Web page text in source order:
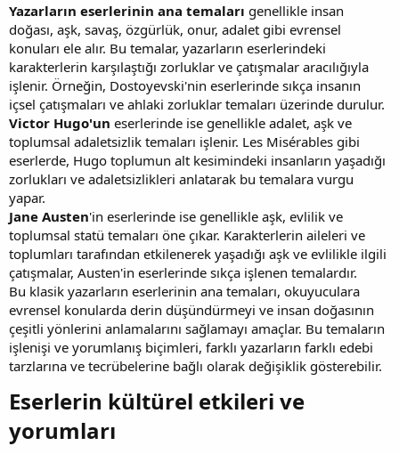
Yazarların eserlerinin ana temaları genellikle insan
doğası, aşk, savaş, özgürlük, onur, adalet gibi evrensel
konuları ele alır. Bu temalar, yazarların eserlerindeki
karakterlerin karşılaştığı zorluklar ve çatışmalar aracılığıyla
işlenir. Örneğin, Dostoyevski'nin eserlerinde sıkça insanın
içsel çatışmaları ve ahlaki zorluklar temaları üzerinde durulur.
Victor Hugo'un eserlerinde ise genellikle adalet, aşk ve
toplumsal adaletsizlik temaları işlenir. Les Misérables gibi
eserlerde, Hugo toplumun alt kesimindeki insanların yaşadığı
zorlukları ve adaletsizlikleri anlatarak bu temalara vurgu
yapar.
Jane Austen'in eserlerinde ise genellikle aşk, evlilik ve
toplumsal statü temaları öne çıkar. Karakterlerin aileleri ve
toplumları tarafından etkilenerek yaşadığı aşk ve evlilikle ilgili
çatışmalar, Austen'in eserlerinde sıkça işlenen temalardır.
Bu klasik yazarların eserlerinin ana temaları, okuyuculara
evrensel konularda derin düşündürmeyi ve insan doğasının
çeşitli yönlerini anlamalarını sağlamayı amaçlar. Bu temaların
işlenişi ve yorumlanış biçimleri, farklı yazarların farklı edebi
tarzlarına ve tecrübelerine bağlı olarak değişiklik gösterebilir.
Eserlerin kültürel etkileri ve
yorumları​